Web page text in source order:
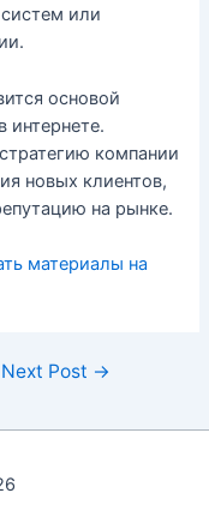
или
основой
интернете.
компании
новых клиентов,
на рынке.
материалы на
Next Post →